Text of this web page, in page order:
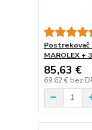
Postrekovač
MAROLEX +
85,63 €
69,62 € bez